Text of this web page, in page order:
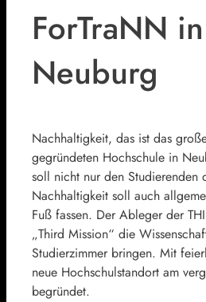
ForTraNN in
Neuburg
Nachhaltigkeit, das ist das
gegründeten Hochschule in
soll nicht nur den Studierenden
Nachhaltigkeit soll auch
Fuß fassen. Der Ableger der
„Third Mission“ die
Studierzimmer bringen. Mit
neue Hochschulstandort am
begründet.